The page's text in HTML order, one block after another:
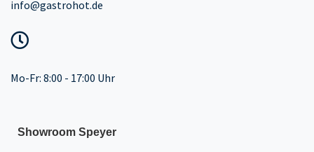
info@gastrohot.de
Mo-Fr: 8:00 - 17:00 Uhr
Showroom Speyer